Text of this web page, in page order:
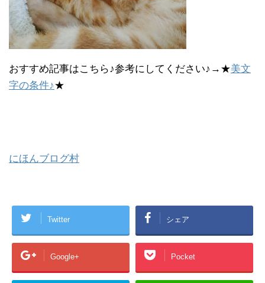
おすすめ記事はこちら♪参考にしてください♪→★美文
字の条件♪★
にほんブログ村
Twitter シェア
Google+ Pocket